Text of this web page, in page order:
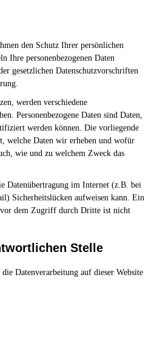
den Schutz Ihrer persönlichen
Ihre personenbezogenen Daten
gesetzlichen Datenschutzvorschriften
werden verschiedene
Personenbezogene Daten sind Daten,
werden können. Die vorliegende
welche Daten wir erheben und wofür
wie und zu welchem Zweck das
Datenübertragung im Internet (z.B. bei
Sicherheitslücken aufweisen kann. Ein
vor dem Zugriff durch Dritte ist nicht
Stelle
Datenverarbeitung auf dieser Website